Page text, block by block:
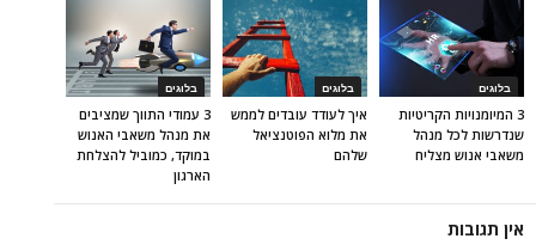
בלוגים
3 עמודי התווך שמציבים
את מנהל משאבי האנוש
במוקד, כמוביל להצלחת
הארגון
בלוגים
איך לעודד עובדים לממש
את מלוא הפוטנציאל
שלהם
בלוגים
3 המיומנויות הקריטיות
שנדרשות לכל מנהל
משאבי אנוש מצליח
אין תגובות